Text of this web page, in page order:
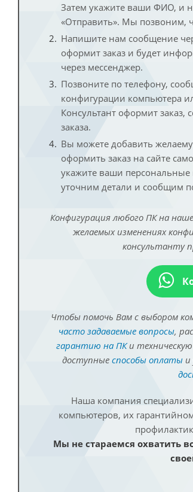
Затем укажите ваши ФИО, и
«Отправить». Мы позвоним,
Напишите нам сообщение
оформит заказ и будет
через мессенджер.
Позвоните по телефону,
конфигурации компьютера
Консультант оформит заказ,
заказа.
Вы можете добавить
оформить заказ на сайте
укажите ваши
уточним детали и сообщим
Конфигурация любого ПК на
желаемых изменениях
консультанту
Чтобы помочь Вам с выбором
часто задаваемые вопросы,
гарантию на ПКи техническую
доступные способы оплатыи
Наша компания
компьютеров, их
Мы не стараемся охватить